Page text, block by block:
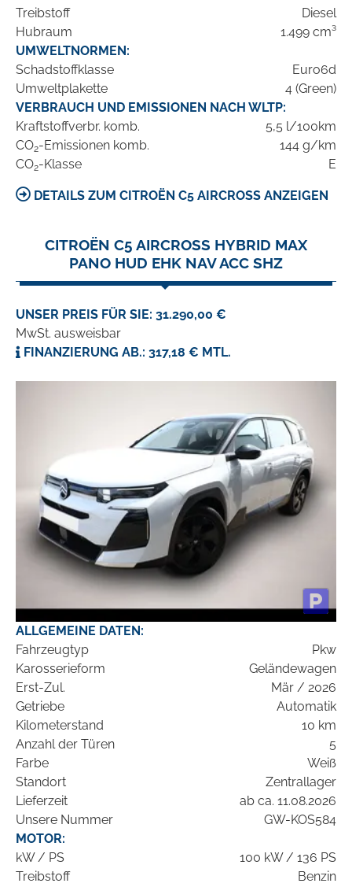
Treibstoff
Diesel
Hubraum
1.499 cm³
UMWELTNORMEN:
Schadstoffklasse
Euro6d
Umweltplakette
4 (Green)
VERBRAUCH UND EMISSIONEN NACH WLTP:
Kraftstoffverbr. komb.
5,5 l/100km
CO2-Emissionen komb.
144 g/km
CO2-Klasse E
DETAILS ZUM CITROËN C5 AIRCROSS ANZEIGEN
CITROËN C5 AIRCROSS HYBRID MAX
PANO HUD EHK NAV ACC SHZ
UNSER PREIS FÜR SIE: 31.290,00 €
MwSt. ausweisbar
FINANZIERUNG AB.: 317,18 € MTL.
ALLGEMEINE DATEN:
Fahrzeugtyp
Pkw
Karosserieform
Geländewagen
Erst-Zul.
Mär / 2026
Getriebe
Automatik
Kilometerstand
10 km
Anzahl der Türen
5
Farbe
Weiß
Standort
Zentrallager
Lieferzeit
ab ca. 11.08.2026
Unsere Nummer
GW-KOS584
MOTOR:
kW / PS
100 kW / 136 PS
Treibstoff
Benzin